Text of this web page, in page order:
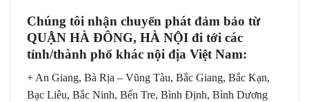
Chúng tôi nhận chuyển phát đảm bảo từ
QUẬN HÀ ĐÔNG, HÀ NỘI đi tới các
tỉnh/thành phố khác nội địa Việt Nam:
+ An Giang, Bà Rịa – Vũng Tàu, Bắc Giang, Bắc Kạn,
Bạc Liêu, Bắc Ninh, Bến Tre, Bình Định, Bình Dương